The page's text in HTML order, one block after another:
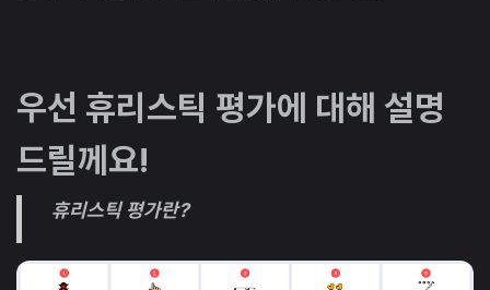
우선 휴리스틱 평가에 대해 설명
드릴께요!
휴리스틱 평가란?